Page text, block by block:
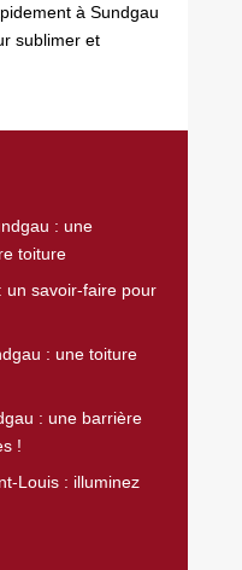
à Sundgau
sublimer et
: une
toiture
un savoir-faire pour
: une toiture
: une barrière
!
Louis : illuminez